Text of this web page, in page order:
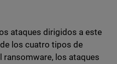
ataques dirigidos a este
los cuatro tipos de
ransomware, los ataques